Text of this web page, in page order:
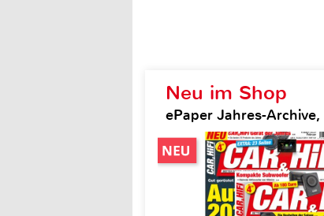
Neu im Shop
ePaper Jahres-